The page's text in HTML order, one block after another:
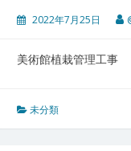
2022年7月25日
美術館植栽管理工事
未分類